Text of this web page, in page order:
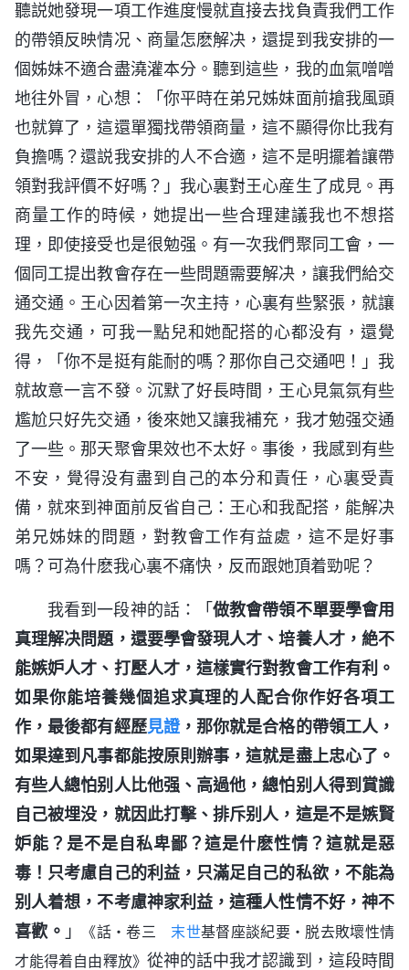
聽説她發現一項工作進度慢就直接去找負責我們工作
的帶領反映情况、商量怎麽解决，還提到我安排的一
個姊妹不適合盡澆灌本分。聽到這些，我的血氣噌噌
地往外冒，心想：「你平時在弟兄姊妹面前搶我風頭
也就算了，這還單獨找帶領商量，這不顯得你比我有
負擔嗎？還説我安排的人不合適，這不是明擺着讓帶
領對我評價不好嗎？」我心裏對王心産生了成見。再
商量工作的時候，她提出一些合理建議我也不想搭
理，即使接受也是很勉强。有一次我們聚同工會，一
個同工提出教會存在一些問題需要解决，讓我們給交
通交通。王心因着第一次主持，心裏有些緊張，就讓
我先交通，可我一點兒和她配搭的心都没有，還覺
得，「你不是挺有能耐的嗎？那你自己交通吧！」我
就故意一言不發。沉默了好長時間，王心見氣氛有些
尷尬只好先交通，後來她又讓我補充，我才勉强交通
了一些。那天聚會果效也不太好。事後，我感到有些
不安，覺得没有盡到自己的本分和責任，心裏受責
備，就來到神面前反省自己：王心和我配搭，能解决
弟兄姊妹的問題，對教會工作有益處，這不是好事
嗎？可為什麽我心裏不痛快，反而跟她頂着勁呢？
我看到一段神的話：「做教會帶領不單要學會用
真理解决問題，還要學會發現人才、培養人才，絶不
能嫉妒人才、打壓人才，這樣實行對教會工作有利。
如果你能培養幾個追求真理的人配合你作好各項工
作，最後都有經歷見證，那你就是合格的帶領工人，
如果達到凡事都能按原則辦事，這就是盡上忠心了。
有些人總怕别人比他强、高過他，總怕别人得到賞識
自己被埋没，就因此打擊、排斥别人，這是不是嫉賢
妒能？是不是自私卑鄙？這是什麽性情？這就是惡
毒！只考慮自己的利益，只滿足自己的私欲，不能為
别人着想，不考慮神家利益，這種人性情不好，神不
喜歡。 」 《話・卷三 末世基督座談紀要・脱去敗壞性情
才能得着自由釋放》 從神的話中我才認識到，這段時間